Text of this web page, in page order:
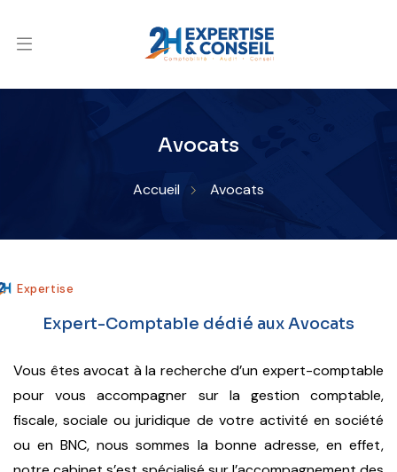
Avocats
Accueil Avocats
Expertise
Expert-Comptable dédié aux Avocats
Vous êtes avocat à la recherche d’un expert-comptable
pour vous accompagner sur la gestion comptable,
fiscale, sociale ou juridique de votre activité en société
ou en BNC, nous sommes la bonne adresse, en effet,